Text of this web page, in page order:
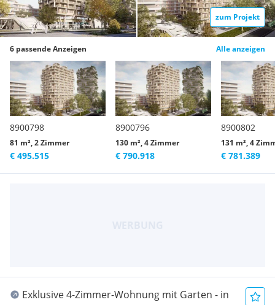
zum Projekt
6 passende Anzeigen Alle anzeigen
8900798
81 m², 2 Zimmer
€ 495.515
8900796
130 m², 4 Zimmer
€ 790.918
8900802
131 m², 4
€ 781.389
Exklusive 4-Zimmer-Wohnung mit Garten - in